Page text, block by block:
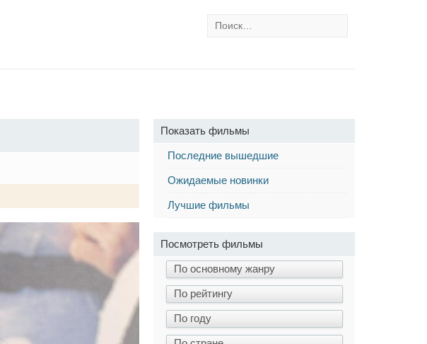
Показать фильмы
Последние вышедшие
Ожидаемые новинки
Лучшие фильмы
Посмотреть фильмы